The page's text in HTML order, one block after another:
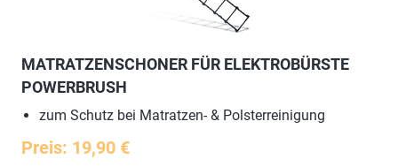
MATRATZENSCHONER FÜR ELEKTROBÜRSTE
POWERBRUSH
zum Schutz bei Matratzen- & Polsterreinigung
Preis: 19,90 €